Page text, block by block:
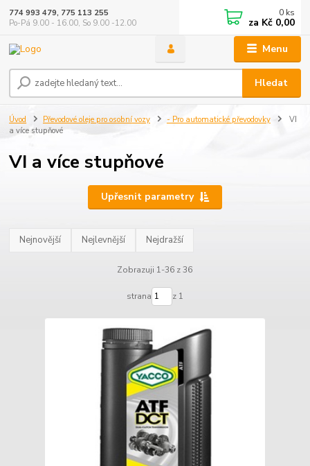
Menu
Hledat
774 993 479, 775 113 255
Po-Pá 9.00 - 16.00, So 9.00 -12.00
0 ks
za Kč 0,00
Úvod Převodové oleje pro osobní vozy - Pro automatické převodovky
VI
a více stupňové
VI a více stupňové
Upřesnit parametry
Nejnovější Nejlevnější Nejdražší
Zobrazuji 1-36 z 36
strana z 1